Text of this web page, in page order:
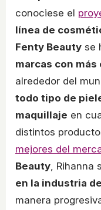
conociese el
línea de
Fenty Beauty se
marcas con
alrededor del
todo tipo de
maquillaje en
distintos
mejores del
Beauty, Rihanna
en la industria
manera